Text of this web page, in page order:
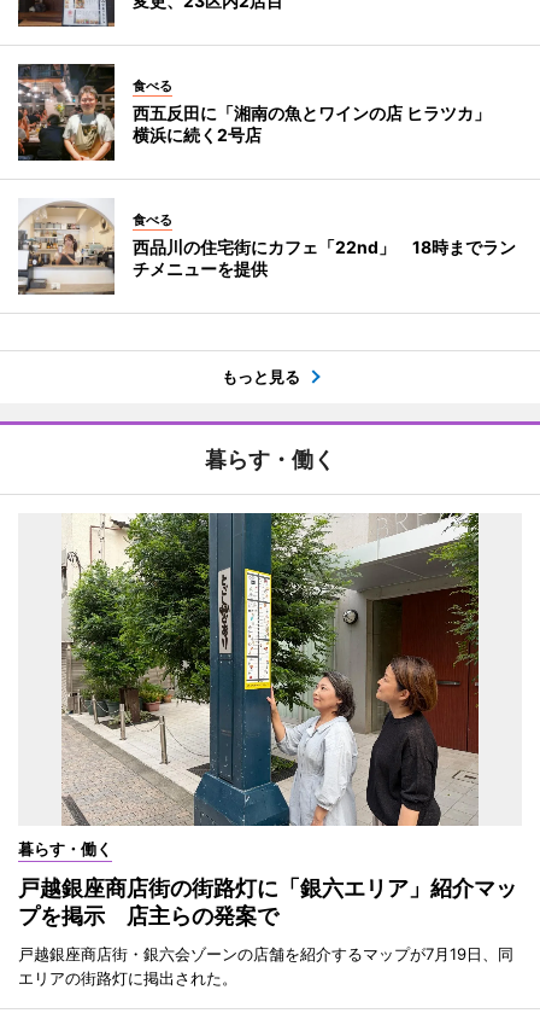
食べる
西五反田に「湘南の魚とワインの店 ヒラツカ」
横浜に続く2号店
食べる
西品川の住宅街にカフェ「22nd」 18時までラン
チメニューを提供
もっと見る
暮らす・働く
暮らす・働く
戸越銀座商店街の街路灯に「銀六エリア」紹介マッ
プを掲示 店主らの発案で
戸越銀座商店街・銀六会ゾーンの店舗を紹介するマップが7月19日、同
エリアの街路灯に掲出された。